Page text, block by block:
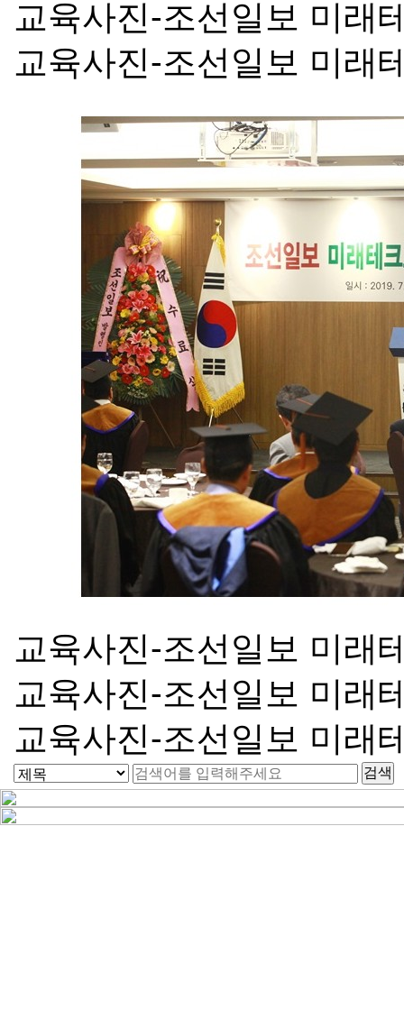
교육사진-조선일보 미래
교육사진-조선일보 미래
교육사진-조선일보 미래
교육사진-조선일보 미래
교육사진-조선일보 미래